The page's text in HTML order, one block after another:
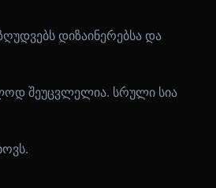
დიზაინერებსა და
შეუცვლელია. სრული სია